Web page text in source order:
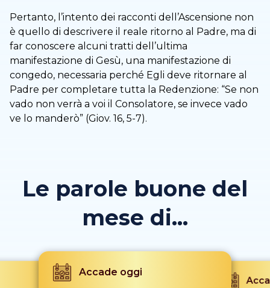
Pertanto, l’intento dei racconti dell’Ascensione non
è quello di descrivere il reale ritorno al Padre, ma di
far conoscere alcuni tratti dell’ultima
manifestazione di Gesù, una manifestazione di
congedo, necessaria perché Egli deve ritornare al
Padre per completare tutta la Redenzione: “Se non
vado non verrà a voi il Consolatore, se invece vado
ve lo manderò” (Giov. 16, 5-7).
Le parole buone del
mese di...
Accade oggi